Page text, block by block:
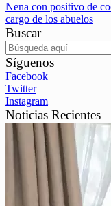
Nena con positivo de
cargo de los abuelos
Buscar
Síguenos
Facebook
Twitter
Instagram
Noticias Recientes